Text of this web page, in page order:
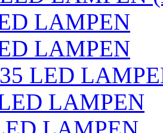
LAMPEN
LAMPEN
LED
LAMPEN